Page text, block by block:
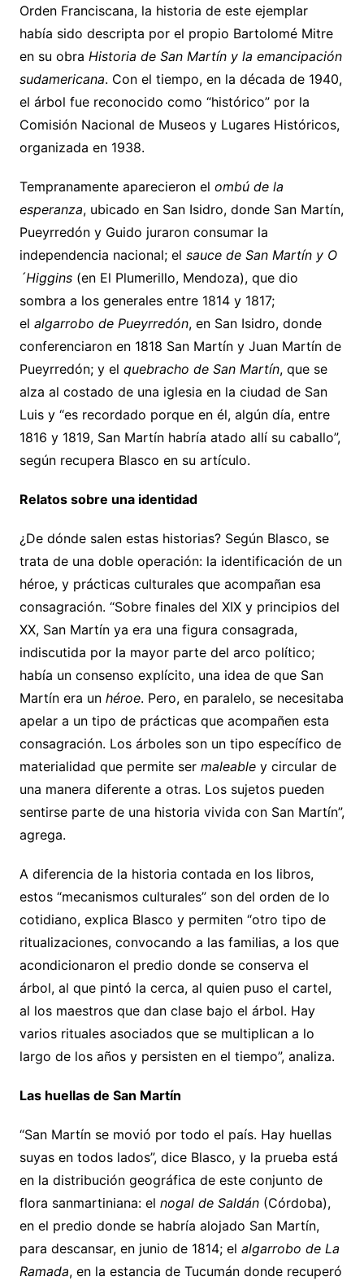
Orden Franciscana, la historia de este ejemplar
había sido descripta por el propio Bartolomé Mitre
en su obra Historia de San Martín y la emancipación
sudamericana. Con el tiempo, en la década de 1940,
el árbol fue reconocido como “histórico” por la
Comisión Nacional de Museos y Lugares Históricos,
organizada en 1938.
Tempranamente aparecieron el ombú de la
esperanza, ubicado en San Isidro, donde San Martín,
Pueyrredón y Guido juraron consumar la
independencia nacional; el sauce de San Martín y O
´Higgins(en El Plumerillo, Mendoza), que dio
sombra a los generales entre 1814 y 1817;
el algarrobo de Pueyrredón, en San Isidro, donde
conferenciaron en 1818 San Martín y Juan Martín de
Pueyrredón; y el quebracho de San Martín, que se
alza al costado de una iglesia en la ciudad de San
Luis y “es recordado porque en él, algún día, entre
1816 y 1819, San Martín habría atado allí su caballo”,
según recupera Blasco en su artículo.
Relatos sobre una identidad
¿De dónde salen estas historias? Según Blasco, se
trata de una doble operación: la identificación de un
héroe, y prácticas culturales que acompañan esa
consagración. “Sobre finales del XIX y principios del
XX, San Martín ya era una figura consagrada,
indiscutida por la mayor parte del arco político;
había un consenso explícito, una idea de que San
Martín era un héroe. Pero, en paralelo, se necesitaba
apelar a un tipo de prácticas que acompañen esta
consagración. Los árboles son un tipo específico de
materialidad que permite ser maleable y circular de
una manera diferente a otras. Los sujetos pueden
sentirse parte de una historia vivida con San Martín”,
agrega.
A diferencia de la historia contada en los libros,
estos “mecanismos culturales” son del orden de lo
cotidiano, explica Blasco y permiten “otro tipo de
ritualizaciones, convocando a las familias, a los que
acondicionaron el predio donde se conserva el
árbol, al que pintó la cerca, al quien puso el cartel,
al los maestros que dan clase bajo el árbol. Hay
varios rituales asociados que se multiplican a lo
largo de los años y persisten en el tiempo”, analiza.
Las huellas de San Martín
“San Martín se movió por todo el país. Hay huellas
suyas en todos lados”, dice Blasco, y la prueba está
en la distribución geográfica de este conjunto de
flora sanmartiniana: el nogal de Saldán(Córdoba),
en el predio donde se habría alojado San Martín,
para descansar, en junio de 1814; el algarrobo de La
Ramada, en la estancia de Tucumán donde recuperó